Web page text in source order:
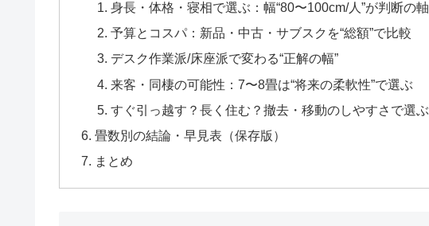
身長・体格・寝相で選ぶ：幅“80〜100cm/人”が判断の軸
予算とコスパ：新品・中古・サブスクを“総額”で比較
デスク作業派/床座派で変わる“正解の幅”
来客・同棲の可能性：7〜8畳は“将来の柔軟性”で選ぶ
すぐ引っ越す？長く住む？撤去・移動のしやすさで選ぶ
畳数別の結論・早見表（保存版）
まとめ